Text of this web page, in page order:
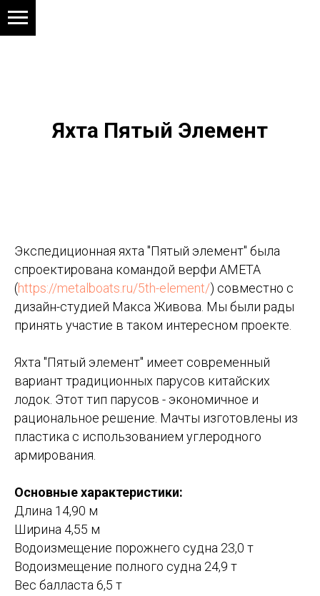
Яхта Пятый Элемент
Экспедиционная яхта "Пятый элемент" была
спроектирована командой верфи AMETA
(https://metalboats.ru/5th-element/) совместно с
дизайн-студией Макса Живова. Мы были рады
принять участие в таком интересном проекте.
Яхта "Пятый элемент" имеет современный
вариант традиционных парусов китайских
лодок. Этот тип парусов - экономичное и
рациональное решение. Мачты изготовлены из
пластика с использованием углеродного
армирования. ​
Основные характеристики:
Длина 14,90 м
Ширина 4,55 м
Водоизмещение порожнего судна 23,0 т
Водоизмещение полного судна 24,9 т
Вес балласта 6,5 т